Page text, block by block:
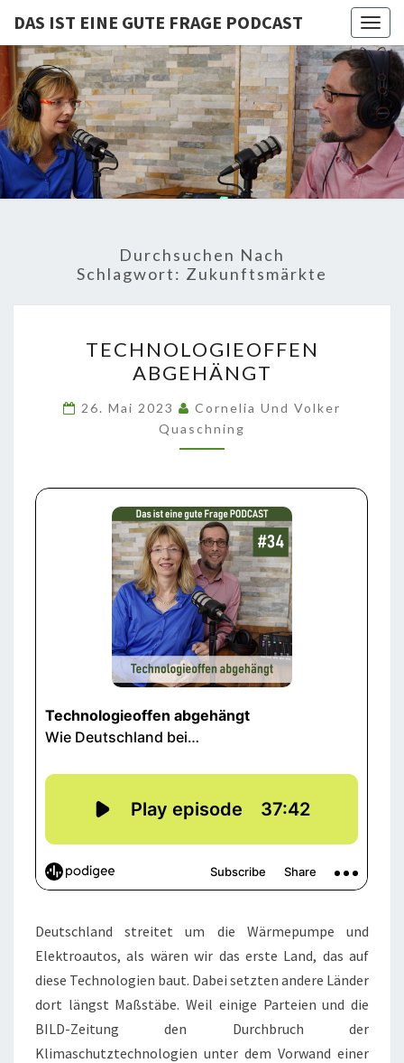
DAS IST EINE GUTE FRAGE PODCAST
DAS IST
EINE
GUTE
FRAGE
PODCAST
Von Cornelia Und
Volker
Quaschning – Der
Podcast Zur
Klimakrise Und
Energierevolution
Energiewende-
Fakten Und
Hintergründe
Durchsuchen Nach
Schlagwort: Zukunftsmärkte
ABGEHÄNGT
TECHNOLOGIEOFFEN
ABGEHÄNGT
26. Mai 2023
Cornelia Und Volker
Quaschning
Deutschland streitet um die Wärmepumpe und
Elektroautos, als wären wir das erste Land, das auf
diese Technologien baut. Dabei setzten andere Länder
dort längst Maßstäbe. Weil einige Parteien und die
BILD-Zeitung den Durchbruch der
Klimaschutztechnologien unter dem Vorwand einer